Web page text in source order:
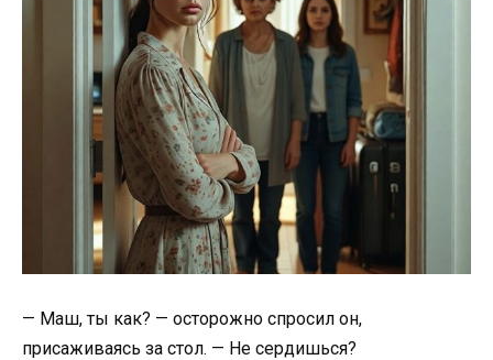
— Маш, ты как? — осторожно спросил он,
присаживаясь за стол. — Не сердишься?